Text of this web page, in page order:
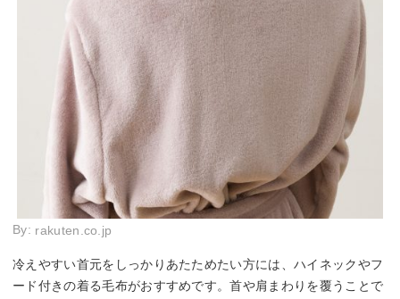
By: rakuten.co.jp
冷えやすい首元をしっかりあたためたい方には、ハイネックやフ
ード付きの着る毛布がおすすめです。首や肩まわりを覆うことで